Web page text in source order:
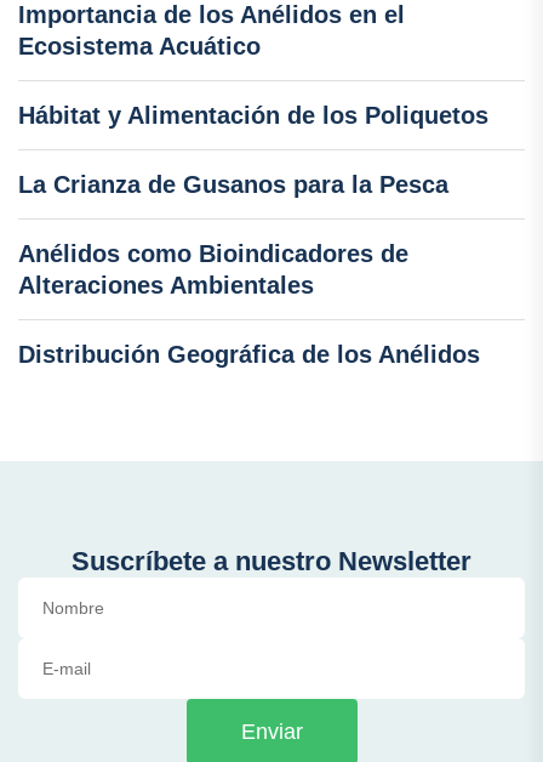
Importancia de los Anélidos en el
Ecosistema Acuático
Hábitat y Alimentación de los Poliquetos
La Crianza de Gusanos para la Pesca
Anélidos como Bioindicadores de
Alteraciones Ambientales
Distribución Geográfica de los Anélidos
Suscríbete a nuestro Newsletter
Enviar